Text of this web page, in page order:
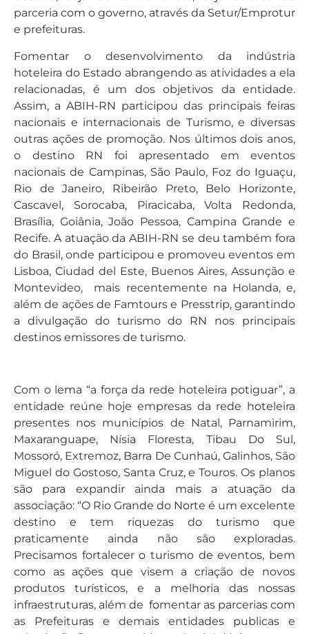
parceria com o governo, através da Setur/Emprotur
e prefeituras.
Fomentar o desenvolvimento da indústria
hoteleira do Estado abrangendo as atividades a ela
relacionadas, é um dos objetivos da entidade.
Assim, a ABIH-RN participou das principais feiras
nacionais e internacionais de Turismo, e diversas
outras ações de promoção. Nos últimos dois anos,
o destino RN foi apresentado em eventos
nacionais de Campinas, São Paulo, Foz do Iguaçu,
Rio de Janeiro, Ribeirão Preto, Belo Horizonte,
Cascavel, Sorocaba, Piracicaba, Volta Redonda,
Brasília, Goiânia, João Pessoa, Campina Grande e
Recife. A atuação da ABIH-RN se deu também fora
do Brasil, onde participou e promoveu eventos em
Lisboa, Ciudad del Este, Buenos Aires, Assunção e
Montevideo, mais recentemente na Holanda, e,
além de ações de Famtours e Presstrip, garantindo
a divulgação do turismo do RN nos principais
destinos emissores de turismo.
Com o lema “a força da rede hoteleira potiguar”, a
entidade reúne hoje empresas da rede hoteleira
presentes nos municípios de Natal, Parnamirim,
Maxaranguape, Nísia Floresta, Tibau Do Sul,
Mossoró, Extremoz, Barra De Cunhaú, Galinhos, São
Miguel do Gostoso, Santa Cruz, e Touros. Os planos
são para expandir ainda mais a atuação da
associação: “O Rio Grande do Norte é um excelente
destino e tem riquezas do turismo que
praticamente ainda não são exploradas.
Precisamos fortalecer o turismo de eventos, bem
como as ações que visem a criação de novos
produtos turísticos, e a melhoria das nossas
infraestruturas, além de fomentar as parcerias com
as Prefeituras e demais entidades publicas e